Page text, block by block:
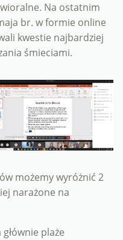
Na ostatnim
br. w formie online
kwestie najbardziej
śmieciami.
możemy wyróżnić 2
narażone na
plaże